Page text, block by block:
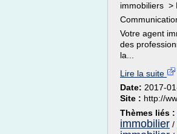
immobiliers >
Votre agent
des
la...
Lire la suite
Date: 2017-
Site : http://
Thèmes liés :
immobilier /